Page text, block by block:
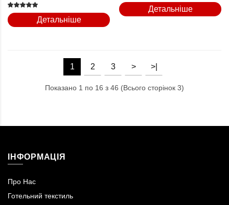
Детальніше
Детальніше
1 2 3 > >|
Показано 1 по 16 з 46 (Всього сторінок 3)
ІНФОРМАЦІЯ
Про Нас
Готельний текстиль